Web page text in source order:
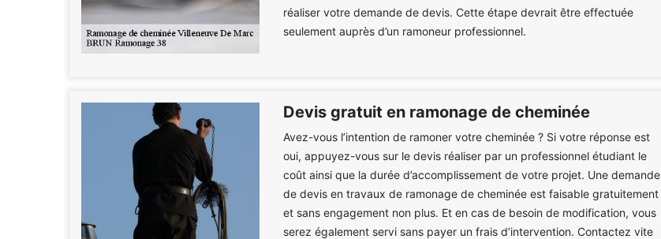
réaliser votre demande de devis. Cette étape devrait être effectuée
seulement auprès d’un ramoneur professionnel.
Devis gratuit en ramonage de cheminée
Avez-vous l’intention de ramoner votre cheminée ? Si votre réponse est
oui, appuyez-vous sur le devis réaliser par un professionnel étudiant le
coût ainsi que la durée d’accomplissement de votre projet. Une demande
de devis en travaux de ramonage de cheminée est faisable gratuitement
et sans engagement non plus. Et en cas de besoin de modification, vous
serez également servi sans payer un frais d’intervention. Contactez vite